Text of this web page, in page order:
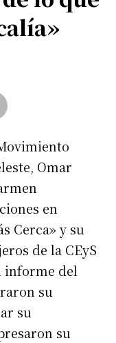
Omar
en
Cerca» y su
de la CEyS
informe del
su
su
su